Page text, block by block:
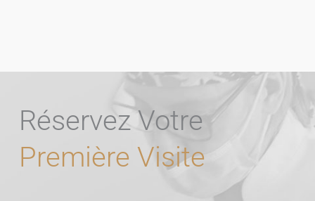
Réservez Votre
Première Visite